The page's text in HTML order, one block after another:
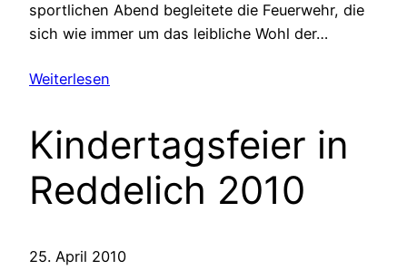
sportlichen Abend begleitete die Feuerwehr, die
sich wie immer um das leibliche Wohl der…
Weiterlesen
Kindertagsfeier in
Reddelich 2010
25. April 2010